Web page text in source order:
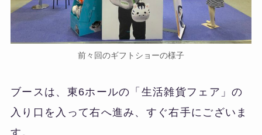
前々回のギフトショーの様子
ブースは、東6ホールの「生活雑貨フェア」の
入り口を入って右へ進み、すぐ右手にございま